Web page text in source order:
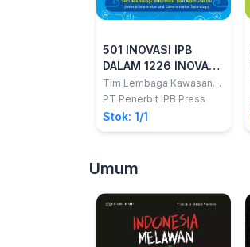
501 INOVASI IPB
DALAM 1226 INOVASI
INDONESIA - Seri
Teknologi Informasi
dan Komunikasi -
Tim Lembaga Kawasan
Sains dan Teknologi
PT Penerbit IPB Press
Stok: 1/1
Umum